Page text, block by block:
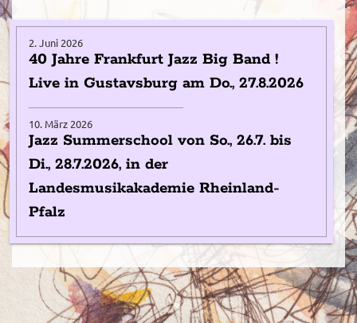
2. Juni 2026
40 Jahre Frankfurt Jazz Big Band !
Live in Gustavsburg am Do., 27.8.2026
10. März 2026
Jazz Summerschool von So., 26.7. bis
Di., 28.7.2026, in der
Landesmusikakademie Rheinland-
Pfalz